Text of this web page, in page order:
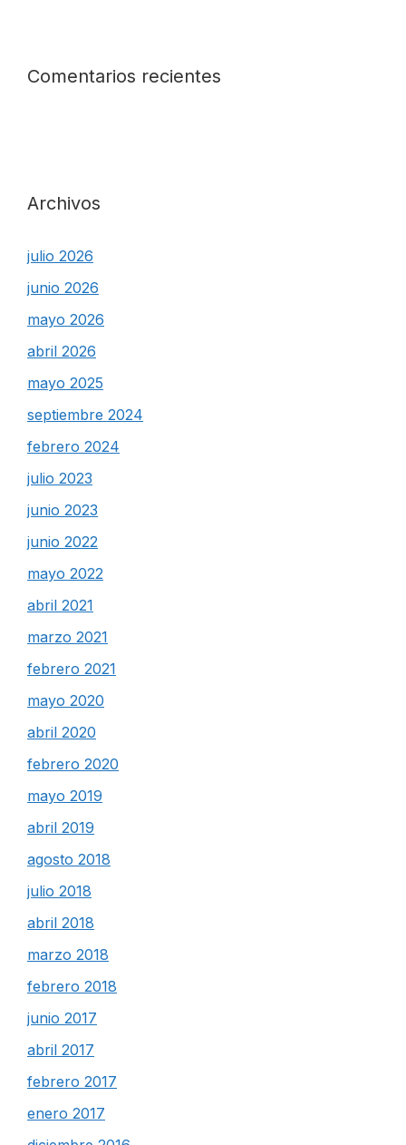
Comentarios recientes
Archivos
julio 2026
junio 2026
mayo 2026
abril 2026
mayo 2025
septiembre 2024
febrero 2024
julio 2023
junio 2023
junio 2022
mayo 2022
abril 2021
marzo 2021
febrero 2021
mayo 2020
abril 2020
febrero 2020
mayo 2019
abril 2019
agosto 2018
julio 2018
abril 2018
marzo 2018
febrero 2018
junio 2017
abril 2017
febrero 2017
enero 2017